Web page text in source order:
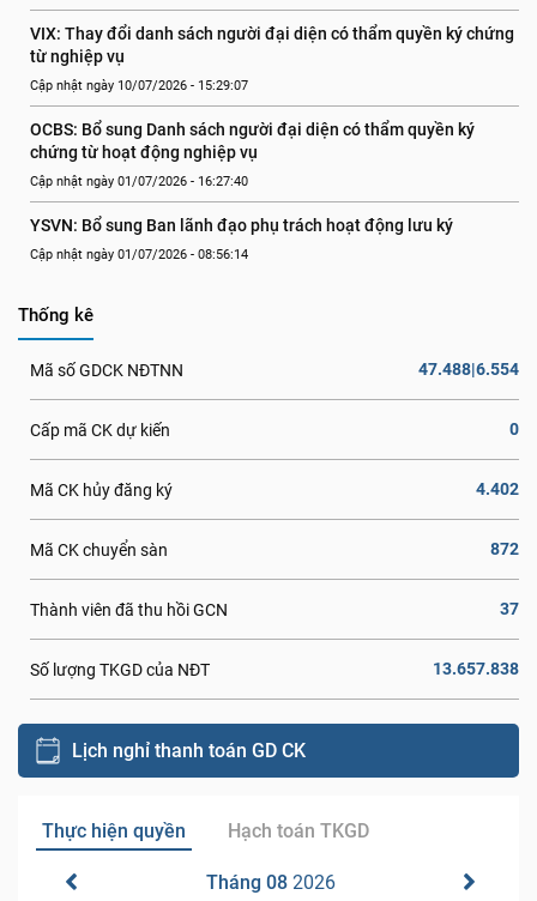
VIX: Thay đổi danh sách người đại diện có thẩm quyền ký chứng
từ nghiệp vụ
Cập nhật ngày 10/07/2026 - 15:29:07
OCBS: Bổ sung Danh sách người đại diện có thẩm quyền ký
chứng từ hoạt động nghiệp vụ
Cập nhật ngày 01/07/2026 - 16:27:40
YSVN: Bổ sung Ban lãnh đạo phụ trách hoạt động lưu ký
Cập nhật ngày 01/07/2026 - 08:56:14
Thống kê
Mã số GDCK NĐTNN 47.488|6.554
Cấp mã CK dự kiến 0
Mã CK hủy đăng ký 4.402
Mã CK chuyển sàn 872
Thành viên đã thu hồi GCN 37
Số lượng TKGD của NĐT 13.657.838
Lịch nghỉ thanh toán GD CK
Thực hiện quyền Hạch toán TKGD
Tháng 08 2026